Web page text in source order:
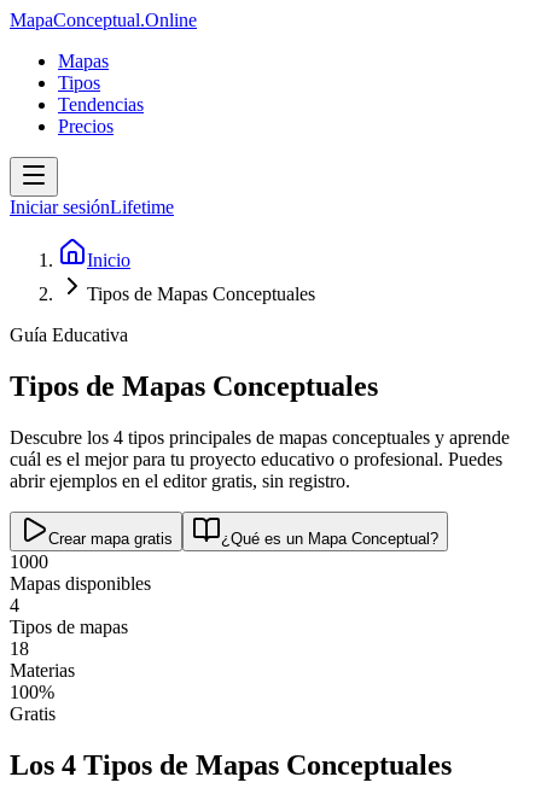
MapaConceptual.Online
Mapas
Tipos
Tendencias
Precios
Iniciar sesiónLifetime
Inicio
Tipos de Mapas Conceptuales
Guía Educativa
Tipos de Mapas Conceptuales
Descubre los 4 tipos principales de mapas conceptuales y aprende
cuál es el mejor para tu proyecto educativo o profesional. Puedes
abrir ejemplos en el editor gratis, sin registro.
Crear mapa gratis ¿Qué es un Mapa Conceptual?
1000
Mapas disponibles
4
Tipos de mapas
18
Materias
100%
Gratis
Los 4 Tipos de Mapas Conceptuales